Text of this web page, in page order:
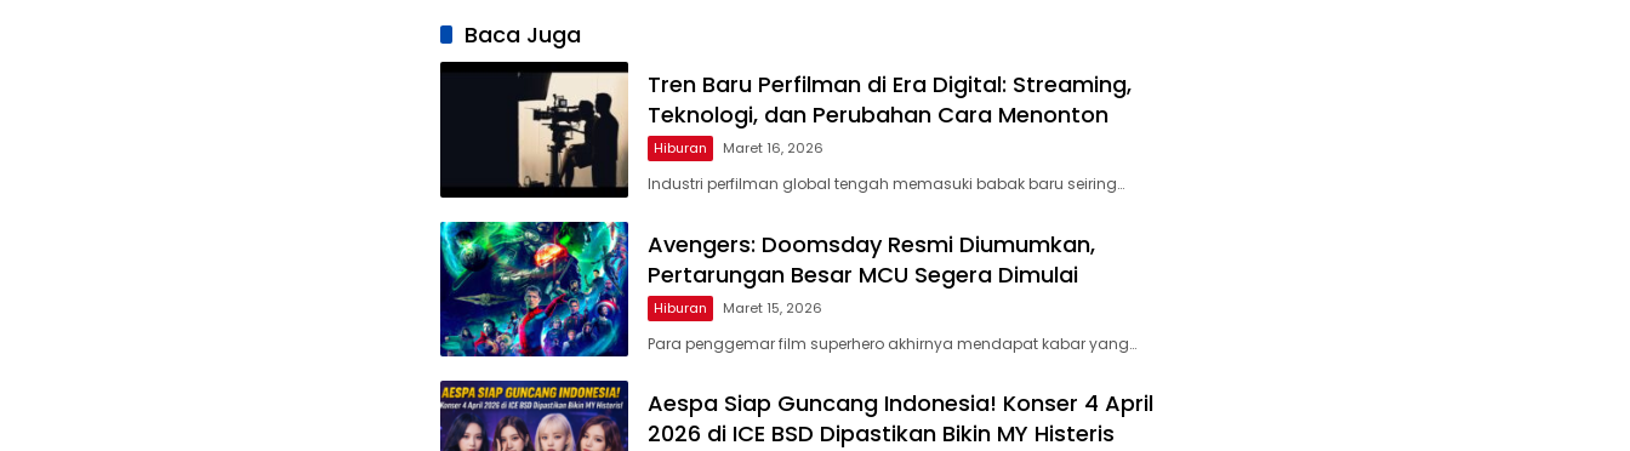
Baca Juga
Tren Baru Perfilman di Era Digital: Streaming,
Teknologi, dan Perubahan Cara Menonton
Hiburan Maret 16, 2026
Industri perfilman global tengah memasuki babak baru seiring…
Avengers: Doomsday Resmi Diumumkan,
Pertarungan Besar MCU Segera Dimulai
Hiburan Maret 15, 2026
Para penggemar film superhero akhirnya mendapat kabar yang…
Aespa Siap Guncang Indonesia! Konser 4 April
2026 di ICE BSD Dipastikan Bikin MY Histeris